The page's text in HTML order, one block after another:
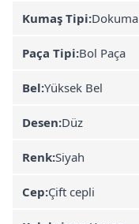
Kumaş Tipi:Dokuma
Paça Tipi:Bol Paça
Bel:Yüksek Bel
Desen:Düz
Renk:Siyah
Cep:Çift cepli